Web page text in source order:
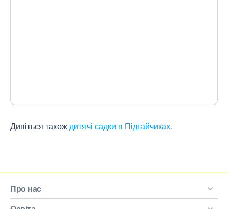
Дивіться такождитячі садки в Підгайчиках.
Про нас